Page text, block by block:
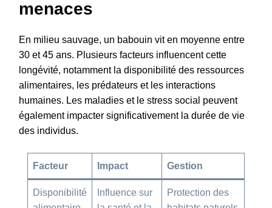
menaces
En milieu sauvage, un babouin vit en moyenne entre
30 et 45 ans. Plusieurs facteurs influencent cette
longévité, notamment la disponibilité des ressources
alimentaires, les prédateurs et les interactions
humaines. Les maladies et le stress social peuvent
également impacter significativement la durée de vie
des individus.
Facteur Impact Gestion
Disponibilité
Influence sur
Protection des